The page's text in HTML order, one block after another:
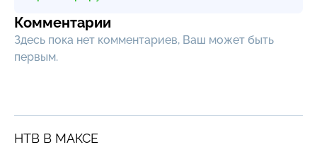
Комментарии
Здесь пока нет комментариев, Ваш может быть
первым.
НТВ В МАКСЕ